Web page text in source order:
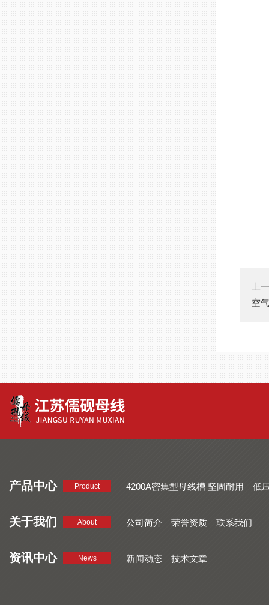
上
空
产品中心 Product 4200A密集型母线槽 坚固耐用
低
关于我们 About 公司简介 荣誉资质 联系我们
资讯中心 News 新闻动态 技术文章